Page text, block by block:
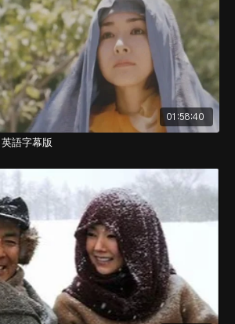
01:58:40
語字幕版